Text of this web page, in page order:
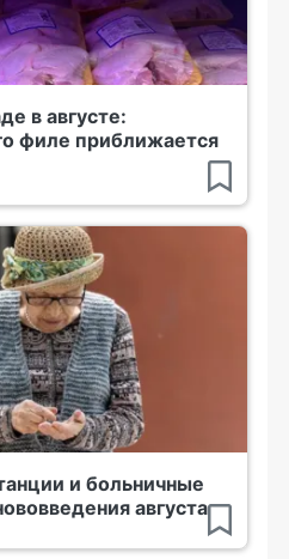
в августе:
филе приближается
и больничные
августа